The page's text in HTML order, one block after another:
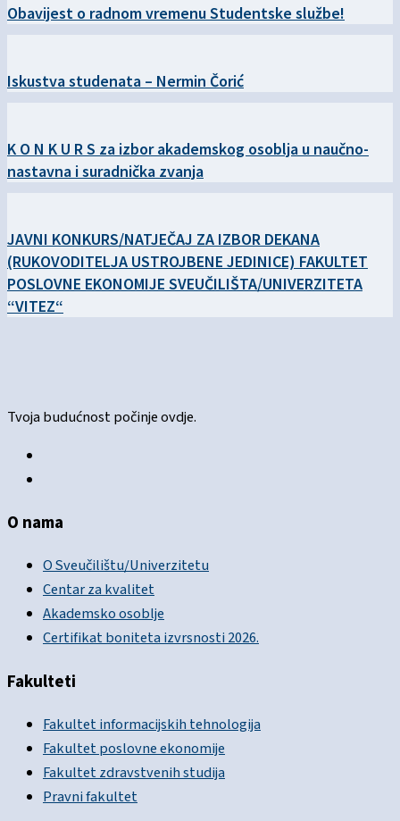
Obavijest o radnom vremenu Studentske službe!
Iskustva studenata – Nermin Čorić
K O N K U R S za izbor akademskog osoblja u naučno-
nastavna i suradnička zvanja
JAVNI KONKURS/NATJEČAJ ZA IZBOR DEKANA
(RUKOVODITELJA USTROJBENE JEDINICE) FAKULTET
POSLOVNE EKONOMIJE SVEUČILIŠTA/UNIVERZITETA
“VITEZ“
Tvoja budućnost počinje ovdje.
O nama
O Sveučilištu/Univerzitetu
Centar za kvalitet
Akademsko osoblje
Certifikat boniteta izvrsnosti 2026.
Fakulteti
Fakultet informacijskih tehnologija
Fakultet poslovne ekonomije
Fakultet zdravstvenih studija
Pravni fakultet